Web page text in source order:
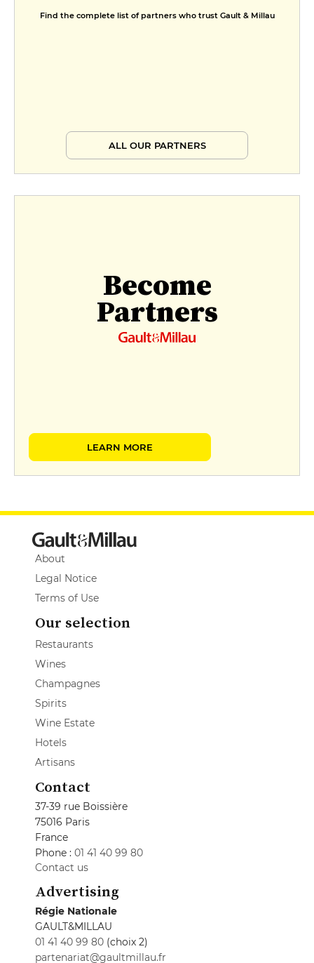
Find the complete list of partners who trust Gault & Millau
ALL OUR PARTNERS
Become
Partners
LEARN MORE
About
Legal Notice
Terms of Use
Our selection
Restaurants
Wines
Champagnes
Spirits
Wine Estate
Hotels
Artisans
Contact
37-39 rue Boissière
75016 Paris
France
Phone : 01 41 40 99 80
Contact us
Advertising
Régie Nationale
GAULT&MILLAU
01 41 40 99 80 (choix 2)
partenariat@gaultmillau.fr